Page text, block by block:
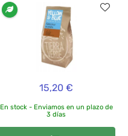
15,20 €
En stock - Enviamos en un plazo de
3 días